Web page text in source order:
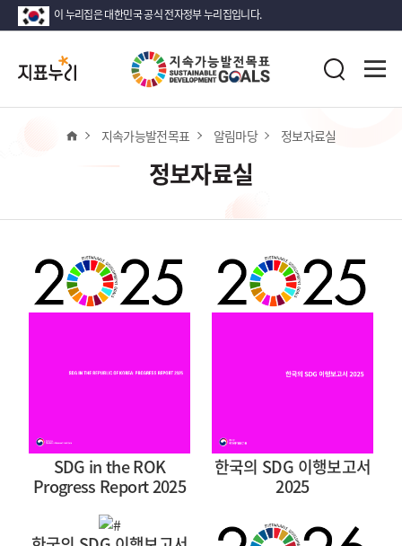
이 누리집은 대한민국 공식 전자정부 누리집입니다.
지
표
누
검
홈 지속가능발전목표 알림마당 정보자료실
정보자료실
SDG in the ROK
Progress Report 2025
한국의 SDG 이행보고서
2025